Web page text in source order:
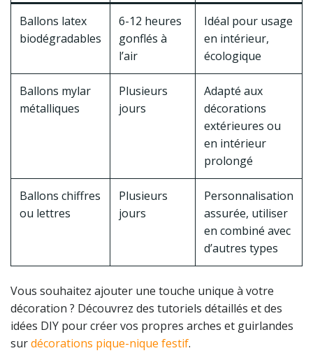
Ballons latex
biodégradables
6-12 heures
gonflés à
l’air
Idéal pour usage
en intérieur,
écologique
Ballons mylar
métalliques
Plusieurs
jours
Adapté aux
décorations
extérieures ou
en intérieur
prolongé
Ballons chiffres
ou lettres
Plusieurs
jours
Personnalisation
assurée, utiliser
en combiné avec
d’autres types
Vous souhaitez ajouter une touche unique à votre
décoration ? Découvrez des tutoriels détaillés et des
idées DIY pour créer vos propres arches et guirlandes
surdécorations pique-nique festif.